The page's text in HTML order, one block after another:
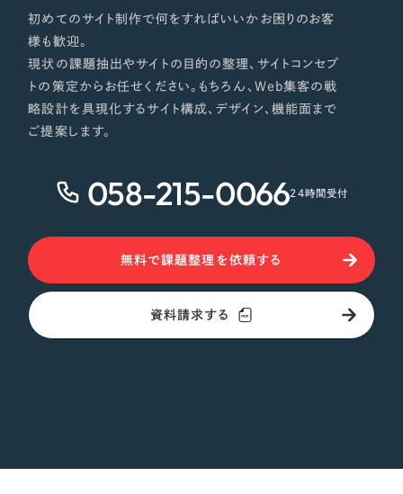
初めてのサイト制作で何をすればいいかお困りのお客
様も歓迎。
現状の課題抽出やサイトの目的の整理、サイトコンセプ
トの策定からお任せください。もちろん、Web集客の戦
略設計を具現化するサイト構成、デザイン、機能面まで
ご提案します。
058-215-006624時間受付
無料で課題整理を依頼する
資料請求する